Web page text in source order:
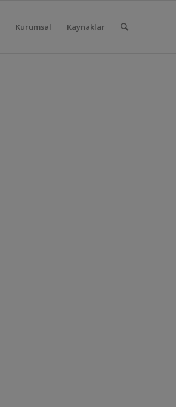
Kurumsal Kaynaklar